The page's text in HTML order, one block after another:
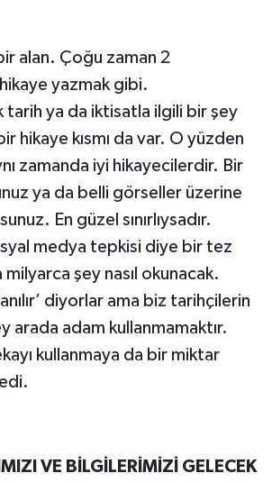
alan. Çoğu zaman 2
yazmak gibi.
tarih ya da iktisatla ilgili bir şey
hikaye kısmı da var. O yüzden
zamanda iyi hikayecilerdir. Bir
ya da belli görseller üzerine
En güzel sınırlıysadır.
medya tepkisi diye bir tez
milyarca şey nasıl okunacak.
diyorlar ama biz tarihçilerin
arada adam kullanmamaktır.
kullanmaya da bir miktar
VE BİLGİLERİMİZİ GELECEK